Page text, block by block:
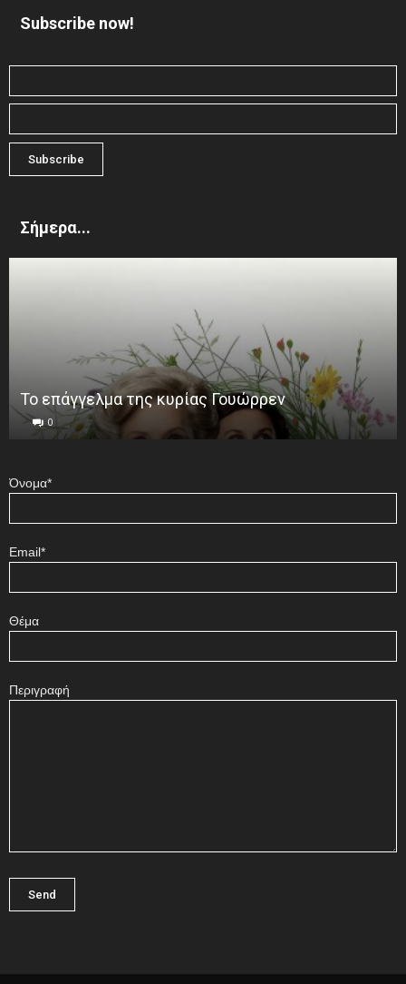
Subscribe now!
Σήμερα...
Το επάγγελμα της κυρίας Γουώρρεν
0
Όνομα*
Email*
Θέμα
Περιγραφή